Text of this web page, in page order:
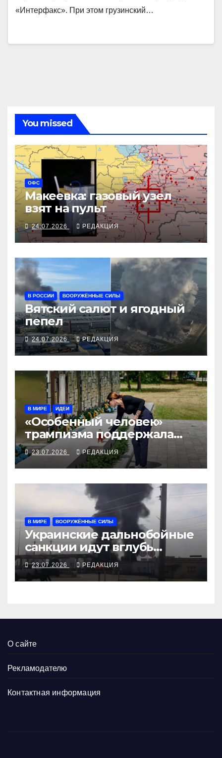
«Интерфакс». При этом грузинский…
You missed
ОФС
Макеевка: газовый узел
взят на пульт
24.07.2026 РЕДАКЦИЯ
В РОССИИ ВООРУЖЁННЫЕ СИЛЫ
Вятский салют и ягодный
пепел
24.07.2026 РЕДАКЦИЯ
В МИРЕ ИДЕИ
«Особенный человек»
трампизма поддержала
Украину
23.07.2026 РЕДАКЦИЯ
В МИРЕ ВООРУЖЁННЫЕ СИЛЫ
Украинские дальнобойные
санкции идут вглубь
российской нефтянки
23.07.2026 РЕДАКЦИЯ
О сайте
Рекламодателю
Контактная информация